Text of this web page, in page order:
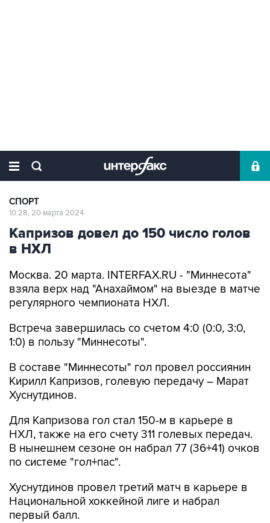
СПОРТ
10:28, 20 марта 2024
Капризов довел до 150 число голов
в НХЛ
Москва. 20 марта. INTERFAX.RU - "Миннесота"
взяла верх над "Анахаймом" на выезде в матче
регулярного чемпионата НХЛ.
Встреча завершилась со счетом 4:0 (0:0, 3:0,
1:0) в пользу "Миннесоты".
В составе "Миннесоты" гол провел россиянин
Кирилл Капризов, голевую передачу – Марат
Хуснутдинов.
Для Капризова гол стал 150-м в карьере в
НХЛ, также на его счету 311 голевых передач.
В нынешнем сезоне он набрал 77 (36+41) очков
по системе "гол+пас".
Хуснутдинов провел третий матч в карьере в
Национальной хоккейной лиге и набрал
первый балл.